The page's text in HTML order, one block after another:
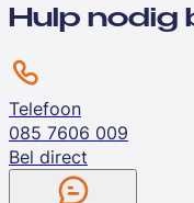
Hulp nodig
Telefoon
085 7606 009
Bel direct